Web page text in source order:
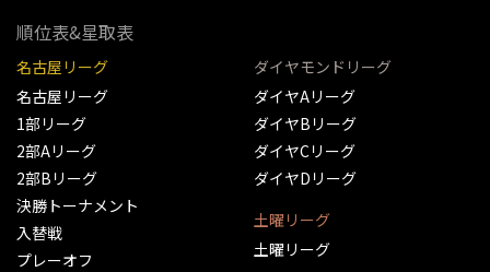
順位表&星取表
名古屋リーグ
名古屋リーグ
1部リーグ
2部Aリーグ
2部Bリーグ
決勝トーナメント
入替戦
プレーオフ
ダイヤモンドリーグ
ダイヤAリーグ
ダイヤBリーグ
ダイヤCリーグ
ダイヤDリーグ
土曜リーグ
土曜リーグ